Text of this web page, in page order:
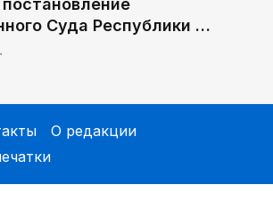
Суда Республики …
О редакции